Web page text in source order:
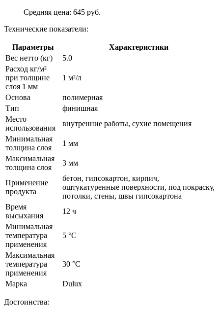
Средняя цена: 645 руб.
Технические показатели:
Параметры
Характеристики
Вес нетто (кг)
5.0
Расход кг/м²
при толщине
слоя 1 мм
1 м²/л
Основа
полимерная
Тип
финишная
Место
использования
внутренние работы, сухие помещения
Минимальная
толщина слоя
1 мм
Максимальная
толщина слоя
3 мм
Применение
продукта
бетон, гипсокартон, кирпич,
оштукатуренные поверхности, под покраску,
потолки, стены, швы гипсокартона
Время
высыхания
12 ч
Минимальная
температура
применения
5 °C
Максимальная
температура
применения
30 °C
Марка Dulux
Достоинства: